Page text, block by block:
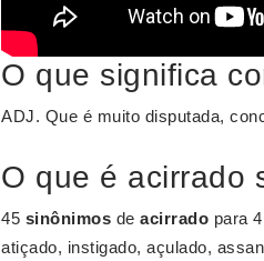
O que significa
ADJ. Que é muito disputada,
O que é acirrado
45 sinônimos de acirrado para
atiçado, instigado, açulado,